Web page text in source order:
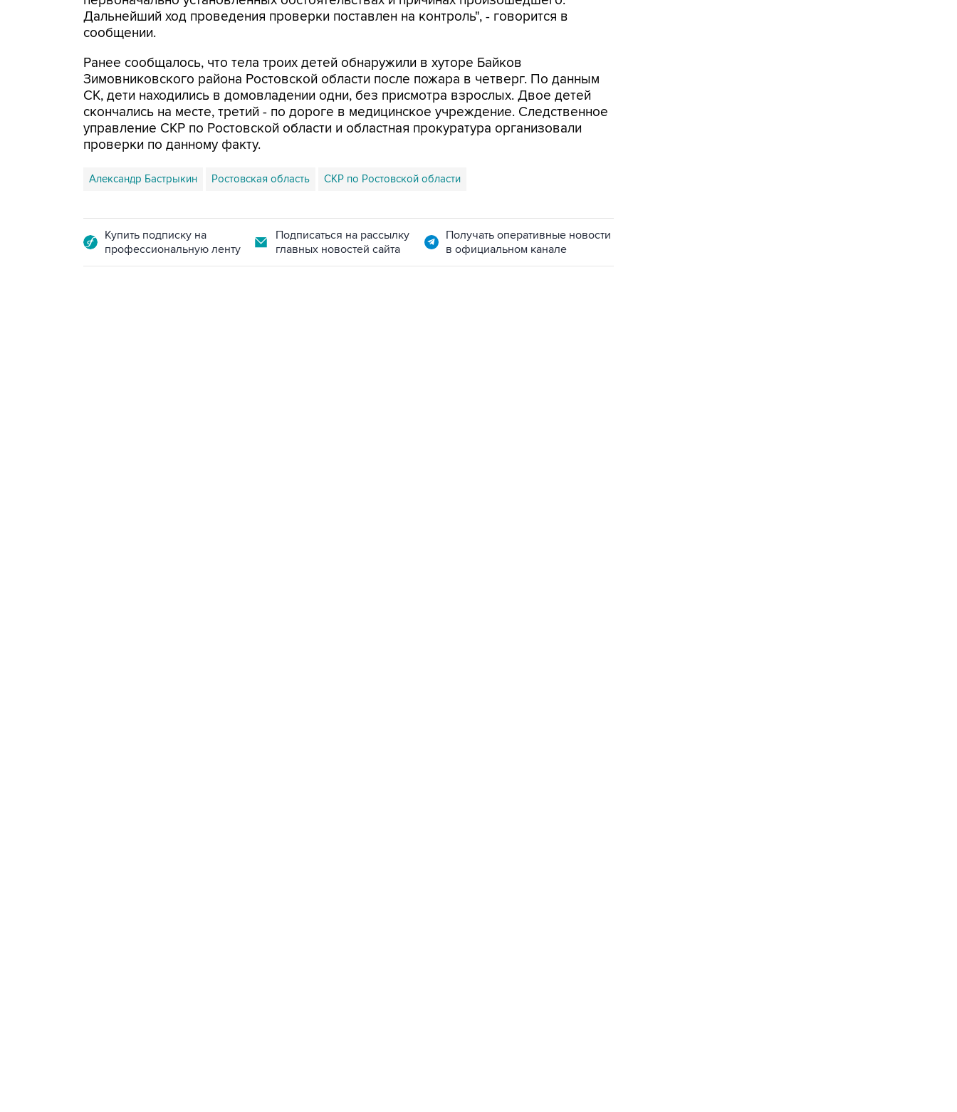
Дальнейший ход проведения проверки поставлен на контроль", - говорится в
сообщении.
Ранее сообщалось, что тела троих детей обнаружили в хуторе Байков
Зимовниковского района Ростовской области после пожара в четверг. По данным
СК, дети находились в домовладении одни, без присмотра взрослых. Двое детей
скончались на месте, третий - по дороге в медицинское учреждение. Следственное
управление СКР по Ростовской области и областная прокуратура организовали
проверки по данному факту.
Александр Бастрыкин Ростовская область СКР по Ростовской области
Купить подписку на
профессиональную ленту
Подписаться на рассылку
главных новостей сайта
Получать оперативные новости
в официальном канале